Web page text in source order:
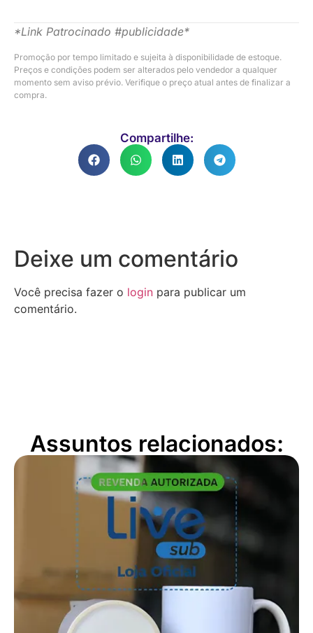
*Link Patrocinado #publicidade*
Promoção por tempo limitado e sujeita à disponibilidade de estoque.
Preços e condições podem ser alterados pelo vendedor a qualquer
momento sem aviso prévio. Verifique o preço atual antes de finalizar a
compra.
Compartilhe:
Deixe um comentário
Você precisa fazer o login para publicar um
comentário.
Assuntos relacionados: